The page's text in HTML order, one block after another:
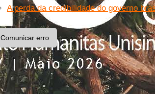
A perda da credibilidade do governo
Comunicar erro